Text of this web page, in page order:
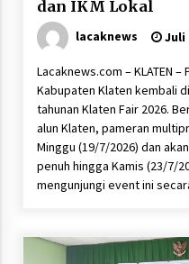
dan IKM Lokal
lacaknews Juli
Lacaknews.com – KLATEN
Kabupaten Klaten kembali
tahunan Klaten Fair 2026.
alun Klaten, pameran
Minggu (19/7/2026) dan
penuh hingga Kamis (23/7/
mengunjungi event ini